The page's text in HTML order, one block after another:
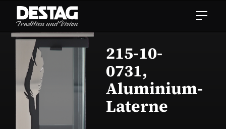
215-10-
0731,
Aluminium-
Laterne